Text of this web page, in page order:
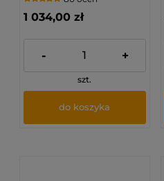
1 034,00 zł
- +
szt.
do koszyka